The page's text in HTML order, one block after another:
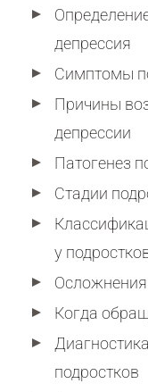
депрессия
Симптомы
Причины
депрессии
Патогенез
Стадии
у
Осложнения
Когда
подростков